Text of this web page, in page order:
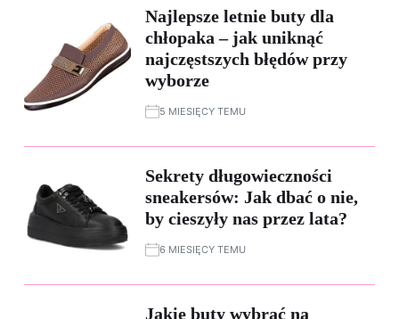
Najlepsze letnie buty dla
chłopaka – jak uniknąć
najczęstszych błędów przy
wyborze
5 MIESIĘCY TEMU
Sekrety długowieczności
sneakersów: Jak dbać o nie,
by cieszyły nas przez lata?
6 MIESIĘCY TEMU
Jakie buty wybrać na